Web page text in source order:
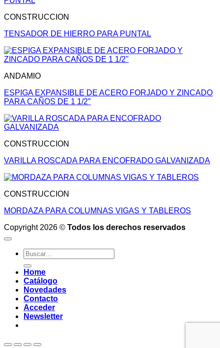
CONSTRUCCION
TENSADOR DE HIERRO PARA PUNTAL
ANDAMIO
ESPIGA EXPANSIBLE DE ACERO FORJADO Y ZINCADO
PARA CAÑOS DE 1 1/2″
CONSTRUCCION
VARILLA ROSCADA PARA ENCOFRADO GALVANIZADA
CONSTRUCCION
MORDAZA PARA COLUMNAS VIGAS Y TABLEROS
Copyright 2026 © Todos los derechos reservados
Buscar
por:
Home
Catálogo
Novedades
Contacto
Acceder
Newsletter